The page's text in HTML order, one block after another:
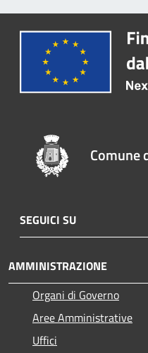
Comune
SEGUICI SU
AMMINISTRAZIONE
Organi di Governo
Aree Amministrative
Uffici